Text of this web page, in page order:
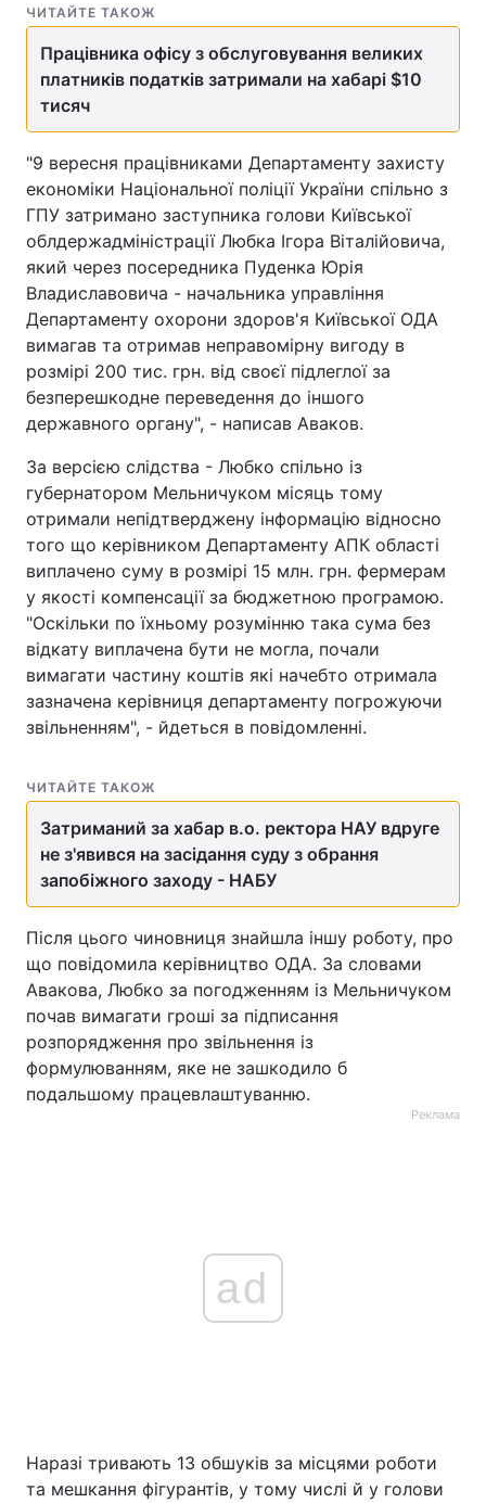
ЧИТАЙТЕ ТАКОЖ
Працівника офісу з обслуговування великих
платників податків затримали на хабарі $10
тисяч
"9 вересня працівниками Департаменту захисту
економіки Національної поліції України спільно з
ГПУ затримано заступника голови Київської
облдержадміністрації Любка Ігора Віталійовича,
який через посередника Пуденка Юрія
Владиславовича - начальника управління
Департаменту охорони здоров'я Київської ОДА
вимагав та отримав неправомірну вигоду в
розмірі 200 тис. грн. від своєї підлеглої за
безперешкодне переведення до іншого
державного органу", - написав Аваков.
За версією слідства - Любко спільно із
губернатором Мельничуком місяць тому
отримали непідтверджену інформацію відносно
того що керівником Департаменту АПК області
виплачено суму в розмірі 15 млн. грн. фермерам
у якості компенсації за бюджетною програмою.
"Оскільки по їхньому розумінню така сума без
відкату виплачена бути не могла, почали
вимагати частину коштів які начебто отримала
зазначена керівниця департаменту погрожуючи
звільненням", - йдеться в повідомленні.
ЧИТАЙТЕ ТАКОЖ
Затриманий за хабар в.о. ректора НАУ вдруге
не з'явився на засідання суду з обрання
запобіжного заходу - НАБУ
Після цього чиновниця знайшла іншу роботу, про
що повідомила керівництво ОДА. За словами
Авакова, Любко за погодженням із Мельничуком
почав вимагати гроші за підписання
розпорядження про звільнення із
формулюванням, яке не зашкодило б
подальшому працевлаштуванню.
Реклама
ad
Наразі тривають 13 обшуків за місцями роботи
та мешкання фігурантів, у тому числі й у голови